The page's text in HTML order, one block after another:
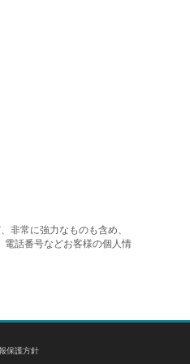
非常に強力なものも含め、
電話番号などお客様の個人情
保護方針